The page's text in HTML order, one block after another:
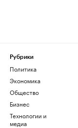
Рубрики
Политика
Экономика
Общество
Бизнес
Технологии и
медиа